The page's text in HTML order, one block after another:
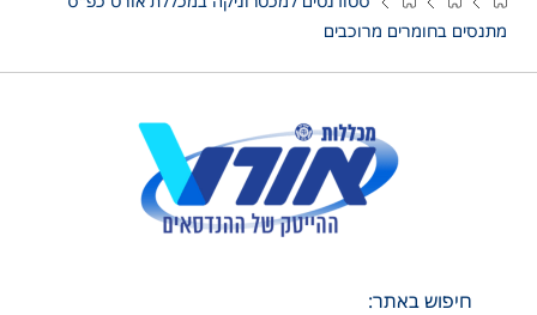
מתנסים בחומרים מרוכבים
חיפוש באתר: